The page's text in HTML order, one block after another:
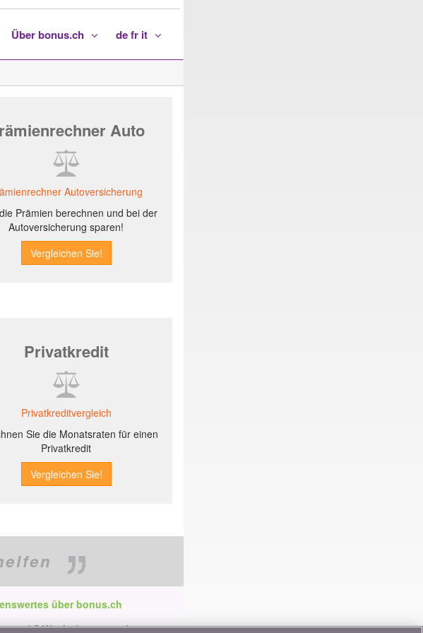
Über bonus.ch de fr it
Auto
Autoversicherung
Prämien berechnen und bei der
Autoversicherung sparen!
Privatkredit
Privatkreditvergleich
Sie die Monatsraten für einen
Privatkredit
über bonus.ch
Wie funktionieren die